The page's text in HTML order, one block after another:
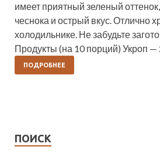
имеет приятный зеленый
чеснока и острый вкус. Отлично
холодильнике. Не забудьте
Продукты (на 10 порций) Укроп
ПОДРОБНЕЕ
ПОИСК